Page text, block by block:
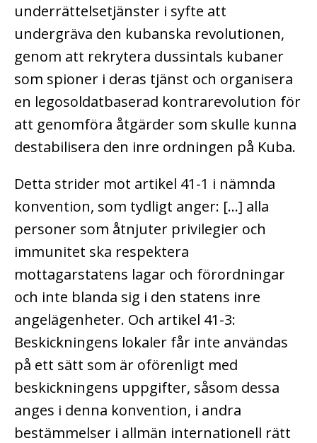
underrättelsetjänster i syfte att
undergräva den kubanska revolutionen,
genom att rekrytera dussintals kubaner
som spioner i deras tjänst och organisera
en legosoldatbaserad kontrarevolution för
att genomföra åtgärder som skulle kunna
destabilisera den inre ordningen på Kuba.
Detta strider mot artikel 41-1 i nämnda
konvention, som tydligt anger: […] alla
personer som åtnjuter privilegier och
immunitet ska respektera
mottagarstatens lagar och förordningar
och inte blanda sig i den statens inre
angelägenheter. Och artikel 41-3:
Beskickningens lokaler får inte användas
på ett sätt som är oförenligt med
beskickningens uppgifter, såsom dessa
anges i denna konvention, i andra
bestämmelser i allmän internationell rätt